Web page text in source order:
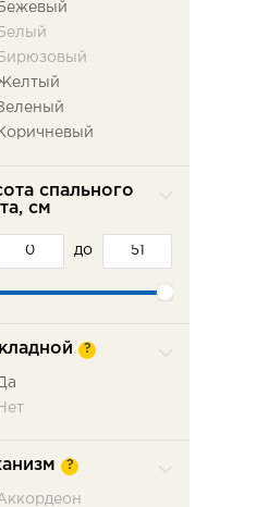
Синий
спального
см
до
?
?